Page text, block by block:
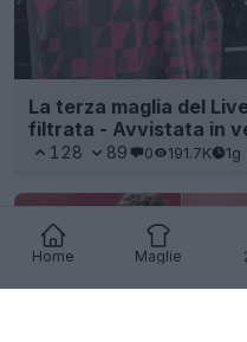
Home Maglie
La terza maglia del
filtrata - Avvistata in
128 89 0 191.7K 1g